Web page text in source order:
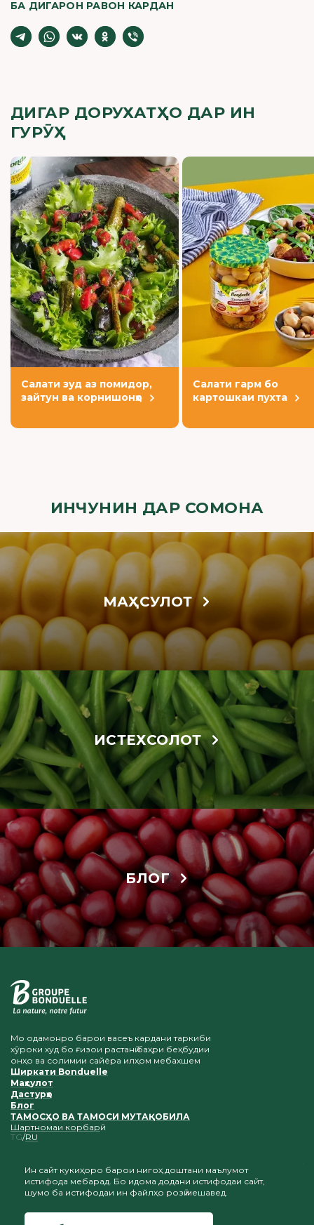
БА ДИГАРОН РАВОН КАРДАН
ДИГАР ДОРУХАТҲО ДАР ИН
ГУРӮҲ
Салати зуд аз помидор,
зайтун ва корнишонҳо
Салати гарм бо
картошкаи пухта
ИНЧУНИН ДАР СОМОНА
МАҲСУЛОТ
ИСТЕХСОЛОТ
БЛОГ
Мо одамонро барои васеъ кардани таркиби
хӯроки худ бо ғизои растанӣ баҳри беҳбудии
онҳо ва солимии сайёра илҳом мебахшем
Ширкати Bonduelle
Маҳсулот
Дастурҳо
Блог
ТАМОСҲО ВА ТАМОСИ МУТАҚОБИЛА
Шартномаи корбарӣ
TG RU
Нусхабардорӣ ва ҷойгиркунии мавод ба шарте қабул
карда мешавад, ки истинод ба сомонаи мо нигоҳ дошта
Ин сайт кукиҳоро барои нигоҳ доштани маълумот
истифода мебарад. Бо идома додани истифодаи сайт,
шумо ба истифодаи ин файлҳо розӣ мешавед.